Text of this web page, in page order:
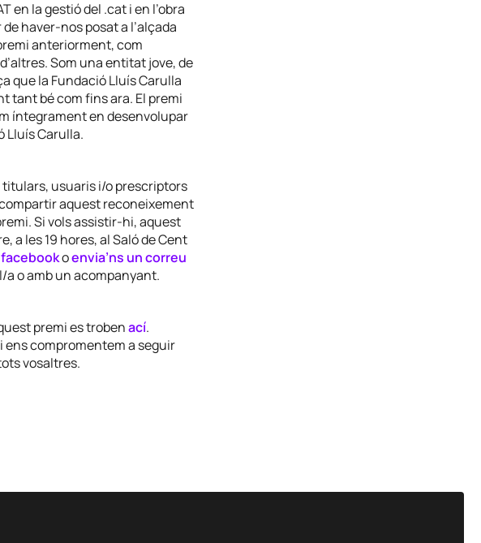
en la gestió del .cat i en l’obra
haver-nos posat a l’alçada
anteriorment, com
Som una entitat jove, de
que la Fundació Lluís Carulla
tant bé com fins ara. El premi
íntegrament en desenvolupar
Lluís Carulla.
usuaris i/o prescriptors
aquest reconeixement
Si vols assistir-hi, aquest
a les 19 hores, al Saló de Cent
oenvia’ns un correu
a o amb un acompanyant.
premi es trobenací.
ens compromentem a seguir
vosaltres.